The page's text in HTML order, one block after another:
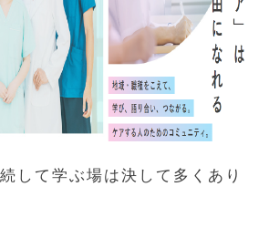
して学ぶ場は決して多くあり